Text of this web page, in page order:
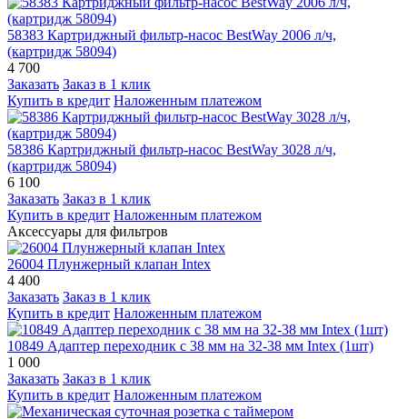
58383 Картриджный фильтр-насос BestWay 2006 л/ч,
(картридж 58094)
4 700
Заказать Заказ в 1 клик
Купить в кредит Наложенным платежом
58386 Картриджный фильтр-насос BestWay 3028 л/ч,
(картридж 58094)
6 100
Заказать Заказ в 1 клик
Купить в кредит Наложенным платежом
Аксессуары для фильтров
26004 Плунжерный клапан Intex
4 400
Заказать Заказ в 1 клик
Купить в кредит Наложенным платежом
10849 Адаптер переходник с 38 мм на 32-38 мм Intex (1шт)
1 000
Заказать Заказ в 1 клик
Купить в кредит Наложенным платежом